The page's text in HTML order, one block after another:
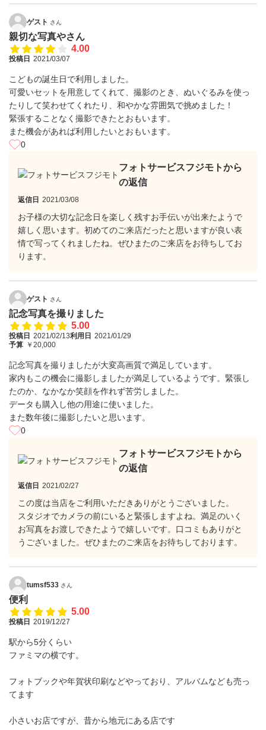
ゲスト さん
親切な写真やさん
4.00
投稿日 2021/03/07
こどもの誕生日で利用しました。
可愛いセットを用意してくれて、撮影のとき、ぬいぐるみを使っ
たりして笑わせてくれたり、和やかな雰囲気で挑めました！
緊張することなく撮影できたとおもいます。
また機会があれば利用したいとおもいます。
0
フォトサービスフジモトから
の返信
返信日 2021/03/08
お子様の大切な記念日を楽しく残すお手伝いが出来たようで
嬉しく思います。初めてのご来店だったと思いますが良い表
情で写ってくれましたね。ぜひまたのご来店をお待ちしてお
ります。
ゲスト さん
記念写真を撮りました
5.00
投稿日 2021/02/13利用日 2021/01/29
予算 ￥20,000
記念写真を撮りましたが大変高画質で満足しています。
家内もこの機会に撮影しましたが満足しているようです。緊張し
たのか、なかなか笑顔を作れず苦労しました。
データも購入し他の用途に使いました。
また数年後に撮影したいと思います。
0
フォトサービスフジモトから
の返信
返信日 2021/02/27
この度は当店をご利用いただきありがとうございました。
スタジオでカメラの前にいると緊張しますよね。満足のいく
お写真をお渡しできたようで嬉しいです。口コミもありがと
うございました。ぜひまたのご来店をお待ちしております。
tumsf533 さん
便利
5.00
投稿日 2019/12/27
駅から5分くらい
ファミマの横です。
フォトブックや年賀状印刷などやっており、アルバムなども売っ
てます
小さいお店ですが、昔から地元にある店です